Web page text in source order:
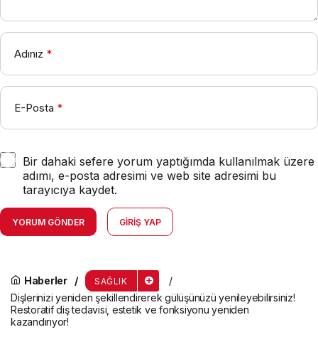
Adınız *
E-Posta *
Bir dahaki sefere yorum yaptığımda kullanılmak üzere
adımı, e-posta adresimi ve web site adresimi bu
tarayıcıya kaydet.
YORUM GÖNDER GIRIŞ YAP
Haberler SAĞLIK
Dişlerinizi yeniden şekillendirerek gülüşünüzü yenileyebilirsiniz!
Restoratif diş tedavisi, estetik ve fonksiyonu yeniden
kazandırıyor!